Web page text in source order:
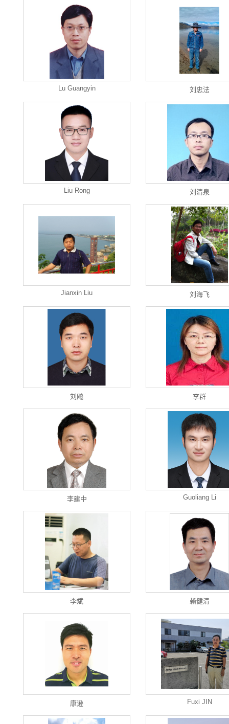
Lu Guangyin 刘忠法
Liu Rong 刘清泉
Jianxin Liu 刘海飞
刘飚 李群
李建中 Guoliang Li
李斌 赖健清
康逊 Fuxi JIN